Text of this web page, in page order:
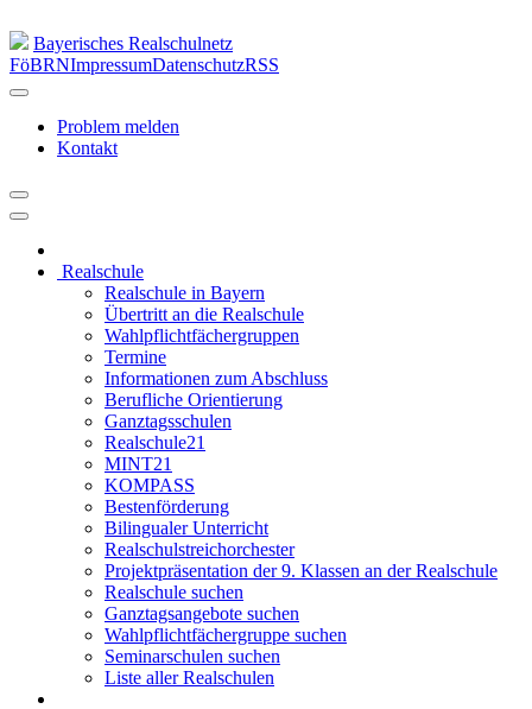
Bayerisches Realschulnetz
FöBRNImpressumDatenschutzRSS
Problem melden
Kontakt
Realschule
Realschule in Bayern
Übertritt an die Realschule
Wahlpflichtfächergruppen
Termine
Informationen zum Abschluss
Berufliche Orientierung
Ganztagsschulen
Realschule21
MINT21
KOMPASS
Bestenförderung
Bilingualer Unterricht
Realschulstreichorchester
Projektpräsentation der 9. Klassen an der Realschule
Realschule suchen
Ganztagsangebote suchen
Wahlpflichtfächergruppe suchen
Seminarschulen suchen
Liste aller Realschulen